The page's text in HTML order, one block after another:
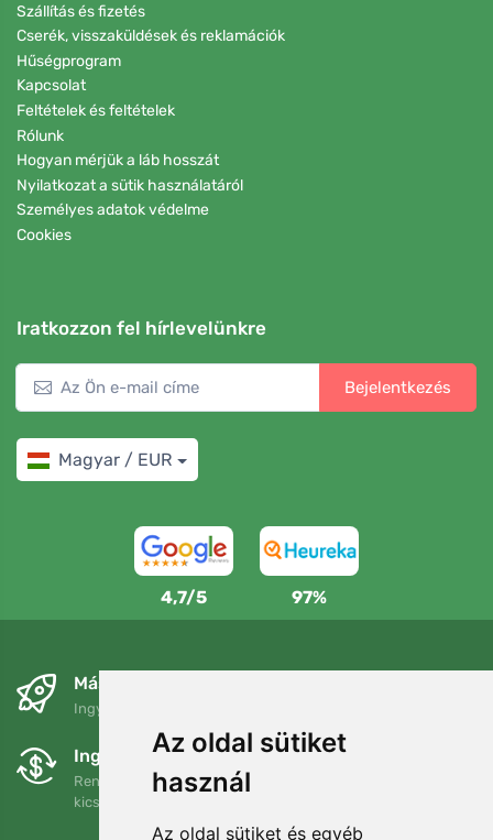
Az oldal sütiket
használ
Az oldal sütiket és egyéb
Szállítás és fizetés
Cserék, visszaküldések és reklamációk
Hűségprogram
Kapcsolat
Feltételek és feltételek
Rólunk
Hogyan mérjük a láb hosszát
Nyilatkozat a sütik használatáról
Személyes adatok védelme
Cookies
Iratkozzon fel hírlevelünkre
Bejelentkezés
Magyar / EUR
4,7/5 97%
Másnapra és ingyenesen
Ingyenes szállítás a következő összeg felett: 80 EUR
Ingyenes csere és visszaküldés
Rendelését 90 napon belül bármikor visszaküldheti vagy
kicserélheti.